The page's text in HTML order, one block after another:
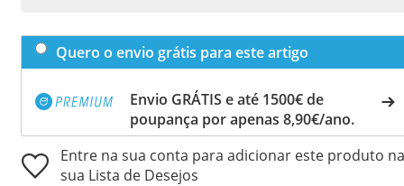
Quero o envio grátis para este artigo
Envio GRÁTIS e até 1500€ de
poupança por apenas 8,90€/ano.
Entre na sua conta para adicionar este produto na
sua Lista de Desejos